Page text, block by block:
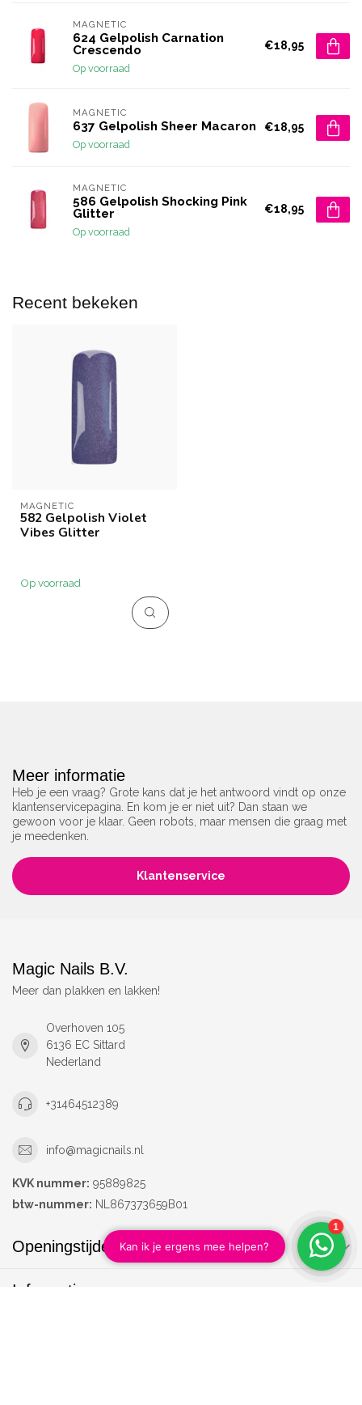
MAGNETIC
624 Gelpolish Carnation
Crescendo
Op voorraad
€18,95
MAGNETIC
637 Gelpolish Sheer Macaron
Op voorraad
€18,95
MAGNETIC
586 Gelpolish Shocking Pink
Glitter
Op voorraad
€18,95
Recent bekeken
MAGNETIC
582 Gelpolish Violet
Vibes Glitter
Op voorraad
Meer informatie
Heb je een vraag? Grote kans dat je het antwoord vindt op onze
klantenservicepagina. En kom je er niet uit? Dan staan we
gewoon voor je klaar. Geen robots, maar mensen die graag met
je meedenken.
Klantenservice
Magic Nails B.V.
Meer dan plakken en lakken!
Overhoven 105
6136 EC Sittard
Nederland
+31464512389
info@magicnails.nl
KVK nummer: 95889825
btw-nummer: NL867373659B01
Openingstijden
Informatie